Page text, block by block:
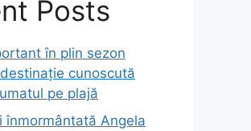
Posts
în plin sezon
cunoscută
pe plajă
înmormântată Angela